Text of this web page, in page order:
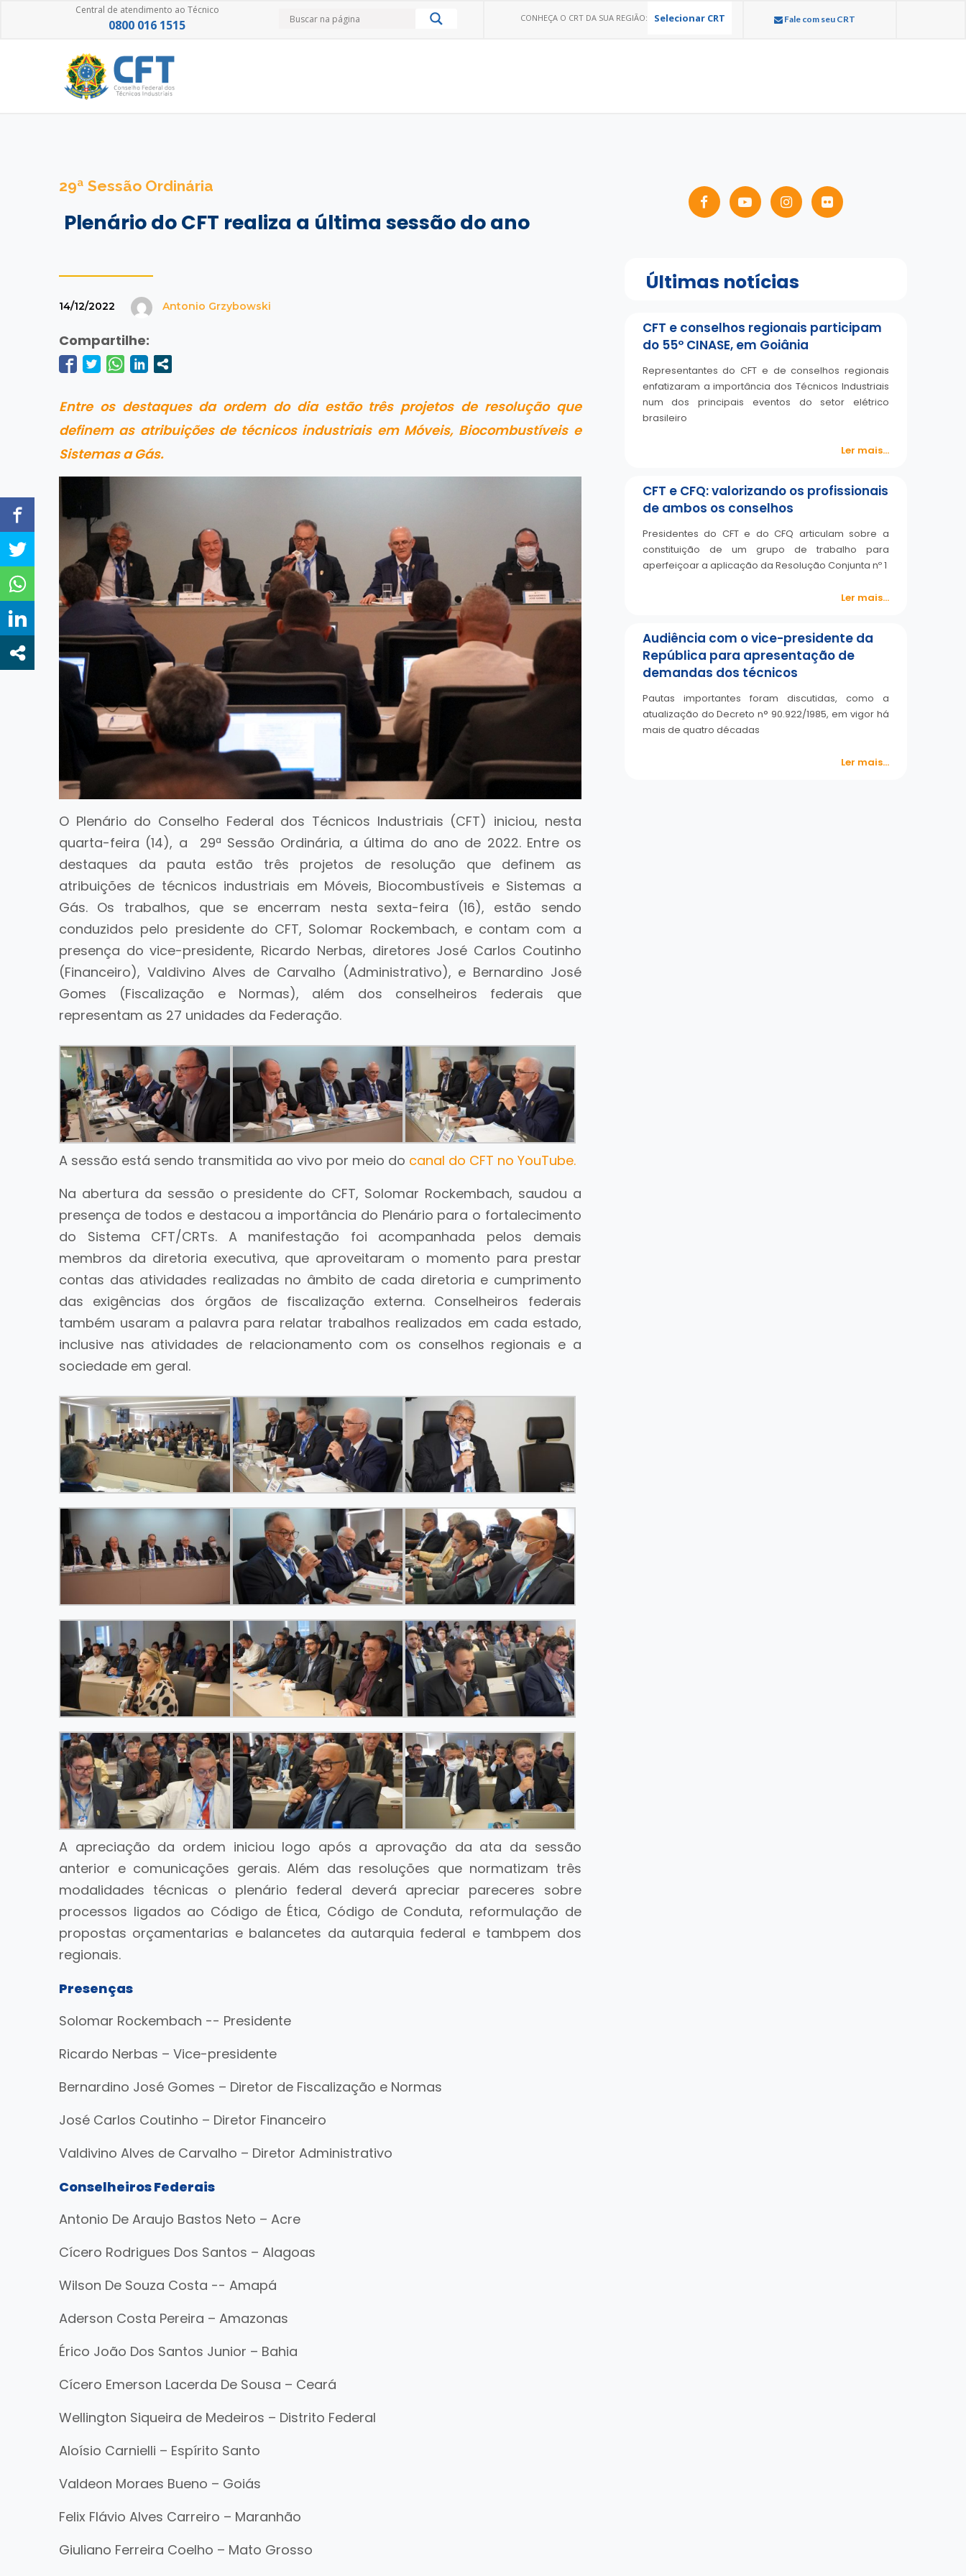
Central de atendimento ao Técnico
0800 016 1515 CONHEÇA O CRT DA SUA REGIÃO: Selecionar CRT Fale com seu CRT
29ª Sessão Ordinária
Plenário do CFT realiza a última sessão do ano
14/12/2022 Antonio Grzybowski
Compartilhe:
Entre os destaques da ordem do dia estão três projetos de resolução que
definem as atribuições de técnicos industriais em Móveis, Biocombustíveis e
Sistemas a Gás.
O Plenário do Conselho Federal dos Técnicos Industriais (CFT) iniciou, nesta
quarta-feira (14), a 29ª Sessão Ordinária, a última do ano de 2022. Entre os
destaques da pauta estão três projetos de resolução que definem as
atribuições de técnicos industriais em Móveis, Biocombustíveis e Sistemas a
Gás. Os trabalhos, que se encerram nesta sexta-feira (16), estão sendo
conduzidos pelo presidente do CFT, Solomar Rockembach, e contam com a
presença do vice-presidente, Ricardo Nerbas, diretores José Carlos Coutinho
(Financeiro), Valdivino Alves de Carvalho (Administrativo), e Bernardino José
Gomes (Fiscalização e Normas), além dos conselheiros federais que
representam as 27 unidades da Federação.
A sessão está sendo transmitida ao vivo por meio do canal do CFT no YouTube.
Na abertura da sessão o presidente do CFT, Solomar Rockembach, saudou a
presença de todos e destacou a importância do Plenário para o fortalecimento
do Sistema CFT/CRTs. A manifestação foi acompanhada pelos demais
membros da diretoria executiva, que aproveitaram o momento para prestar
contas das atividades realizadas no âmbito de cada diretoria e cumprimento
das exigências dos órgãos de fiscalização externa. Conselheiros federais
também usaram a palavra para relatar trabalhos realizados em cada estado,
inclusive nas atividades de relacionamento com os conselhos regionais e a
sociedade em geral.
A apreciação da ordem iniciou logo após a aprovação da ata da sessão
anterior e comunicações gerais. Além das resoluções que normatizam três
modalidades técnicas o plenário federal deverá apreciar pareceres sobre
processos ligados ao Código de Ética, Código de Conduta, reformulação de
propostas orçamentarias e balancetes da autarquia federal e tambpem dos
regionais.
Presenças
Solomar Rockembach -- Presidente
Ricardo Nerbas – Vice-presidente
Bernardino José Gomes – Diretor de Fiscalização e Normas
José Carlos Coutinho – Diretor Financeiro
Valdivino Alves de Carvalho – Diretor Administrativo
Conselheiros Federais
Antonio De Araujo Bastos Neto – Acre
Cícero Rodrigues Dos Santos – Alagoas
Wilson De Souza Costa -- Amapá
Aderson Costa Pereira – Amazonas
Érico João Dos Santos Junior – Bahia
Cícero Emerson Lacerda De Sousa – Ceará
Wellington Siqueira de Medeiros – Distrito Federal
Aloísio Carnielli – Espírito Santo
Valdeon Moraes Bueno – Goiás
Felix Flávio Alves Carreiro – Maranhão
Giuliano Ferreira Coelho – Mato Grosso
Últimas notícias
CFT e conselhos regionais participam
do 55º CINASE, em Goiânia
Representantes do CFT e de conselhos regionais
enfatizaram a importância dos Técnicos Industriais
num dos principais eventos do setor elétrico
brasileiro
Ler mais...
CFT e CFQ: valorizando os profissionais
de ambos os conselhos
Presidentes do CFT e do CFQ articulam sobre a
constituição de um grupo de trabalho para
aperfeiçoar a aplicação da Resolução Conjunta nº 1
Ler mais...
Audiência com o vice-presidente da
República para apresentação de
demandas dos técnicos
Pautas importantes foram discutidas, como a
atualização do Decreto n° 90.922/1985, em vigor há
mais de quatro décadas
Ler mais...